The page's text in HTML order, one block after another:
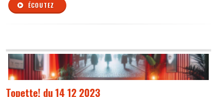
ÉCOUTEZ
Topette! du 14 12 2023